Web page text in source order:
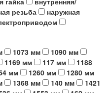
резьба
наружная
1073 мм
1090 мм
1169 мм 117 мм
1188
мм 1260 мм
1280 мм
1368 мм 140 мм
1421